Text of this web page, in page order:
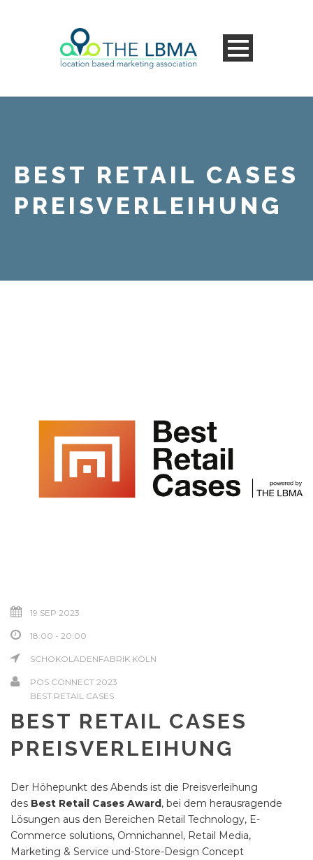
BEST RETAIL CASES
PREISVERLEIHUNG
19 SEP 2023
18:00 - 20:00
SCHOKOLADENFABRIK KÖLN
POS CONNECT 2023
BEST RETAIL CASES
BEST RETAIL CASES
PREISVERLEIHUNG
Der Höhepunkt des Abends ist die Preisverleihung
des Best Retail Cases Award, bei dem herausragende
Lösungen aus den Bereichen Retail Technology, E-
Commerce solutions, Omnichannel, Retail Media,
Marketing & Service und-Store-Design Concept